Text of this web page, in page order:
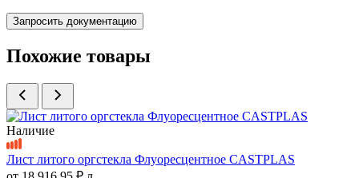
Запросить документацию
Похожие товары
Наличие
Лист литого оргстекла Флуоресцентное СASTPLAS